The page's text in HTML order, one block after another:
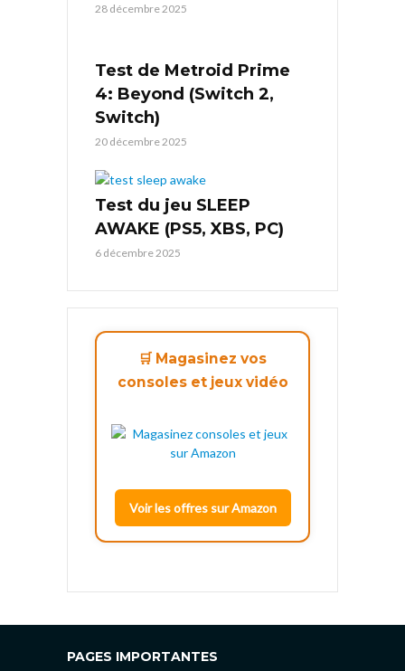
28 décembre 2025
Test de Metroid Prime
4: Beyond (Switch 2,
Switch)
20 décembre 2025
Test du jeu SLEEP
AWAKE (PS5, XBS, PC)
6 décembre 2025
🛒 Magasinez vos
consoles et jeux vidéo
Voir les offres sur Amazon
PAGES IMPORTANTES